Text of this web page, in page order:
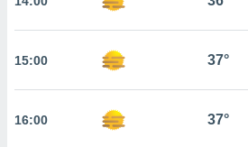
sean
se
15:00 37°
16:00 37°